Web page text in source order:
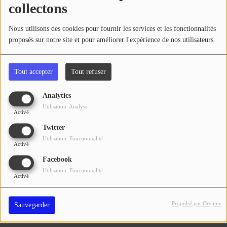
collectons
Nous utilisons des cookies pour fournir les services et les fonctionnalités
proposés sur notre site et pour améliorer l'expérience de nos utilisateurs.
Tout accepter Tout refuser
Analytics
Activé
Utilisation: Analyse
Twitter
Activé
Utilisation: Fonctionnalité
Facebook
Activé
Utilisation: Fonctionnalité
Sauvegarder Propulsé par Orejime
TITRES DIFFUSÉS
FRÉQUENCES
JEUX CONCOURS
CONTACTEZ-NOUS
RÉGIE PUBLICTIAIRE
Aprem de Stars
Du Lundi au Vendredi, de 14:00 à 17:00